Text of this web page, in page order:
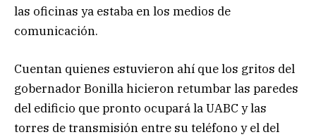
las oficinas ya estaba en los medios de
comunicación.
Cuentan quienes estuvieron ahí que los gritos del
gobernador Bonilla hicieron retumbar las paredes
del edificio que pronto ocupará la UABC y las
torres de transmisión entre su teléfono y el del